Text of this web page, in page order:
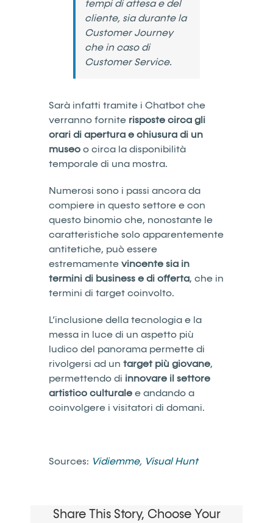
tempi di attesa e del
cliente, sia durante la
Customer Journey
che in caso di
Customer Service.
Sarà infatti tramite i Chatbot che
verranno fornite risposte circa gli
orari di apertura e chiusura di un
museo o circa la disponibilità
temporale di una mostra.
Numerosi sono i passi ancora da
compiere in questo settore e con
questo binomio che, nonostante le
caratteristiche solo apparentemente
antitetiche, può essere
estremamente vincente sia in
termini di business e di offerta, che in
termini di target coinvolto.
L’inclusione della tecnologia e la
messa in luce di un aspetto più
ludico del panorama permette di
rivolgersi ad un target più giovane,
permettendo di innovare il settore
artistico culturale e andando a
coinvolgere i visitatori di domani.
Sources: Vidiemme, Visual Hunt
Share This Story, Choose Your